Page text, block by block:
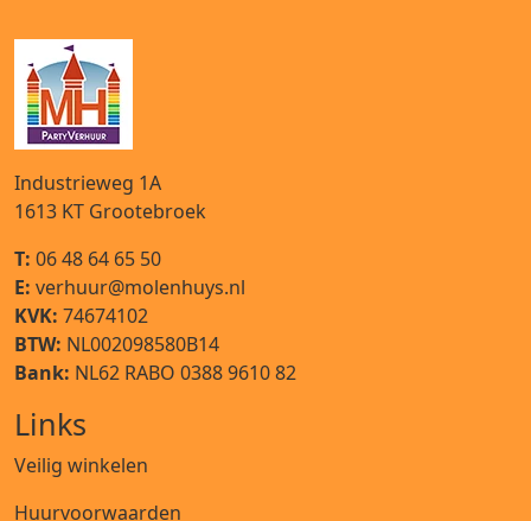
Industrieweg 1A
1613 KT Grootebroek
T: 06 48 64 65 50
E: verhuur@molenhuys.nl
KVK: 74674102
BTW: NL002098580B14
Bank: NL62 RABO 0388 9610 82
Links
Veilig winkelen
Huurvoorwaarden